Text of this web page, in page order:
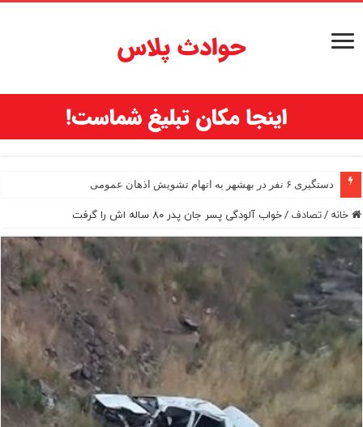
دستگیری ۶ نفر در بهشهر به اتهام تشویش اذهان عمومی
خانه/تصادف/خواب آلودگی پسر جان پدر ۸۰ ساله اش را گرفت